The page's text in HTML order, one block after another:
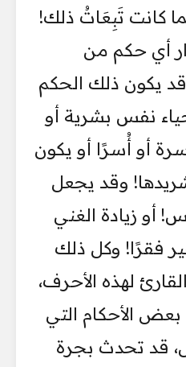
كانت تَبِعَاتُ ذلك!
أي حكم من
قد يكون ذلك الحكم
نفس بشرية أو
أو أُسرًا أو يكون
وقد يجعل
أو زيادة الغني
فقرًا! وكل ذلك
لهذه الأحرف،
الأحكام التي
قد تحدث بجرة